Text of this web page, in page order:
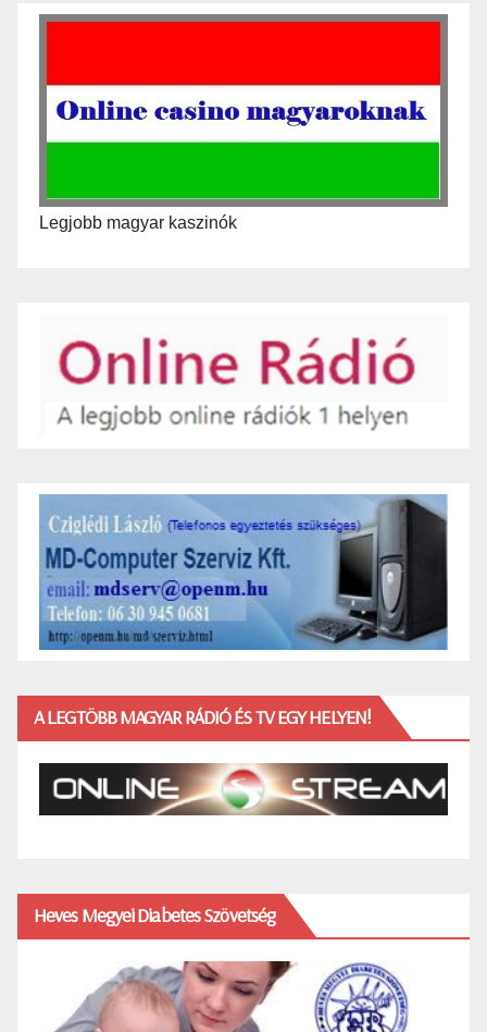
Legjobb magyar kaszinók
A LEGTÖBB MAGYAR RÁDIÓ ÉS TV EGY HELYEN!
Heves Megyei Diabetes Szövetség